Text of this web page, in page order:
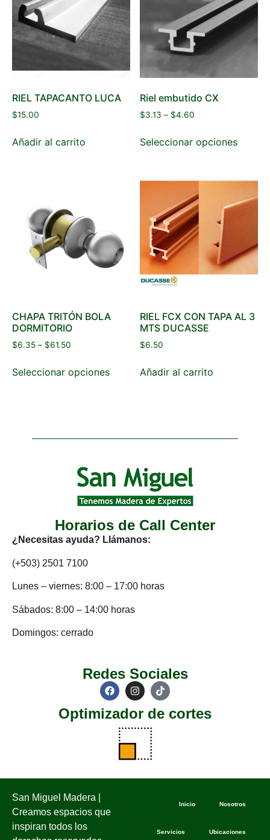
RIEL TAPACANTO LUCA
$15.00
Añadir al carrito
Riel embutido CX
$3.13 – $4.60
Seleccionar opciones
CHAPA TRITÓN BOLA
DORMITORIO
$6.35 – $61.50
Seleccionar opciones
RIEL FCX CON TAPA AL 3
MTS DUCASSE
$6.50
Añadir al carrito
Horarios de Call Center
¿Necesitas ayuda? Llámanos:
(+503) 2501 7100
Lunes – viernes: 8:00 – 17:00 horas
Sábados: 8:00 – 14:00 horas
Domingos: cerrado
Redes Sociales
Optimizador de cortes
San Miguel Madera |
Creamos espacios que
inspiran todos los
Inicio Nosotros
Servicios Ubicaciones